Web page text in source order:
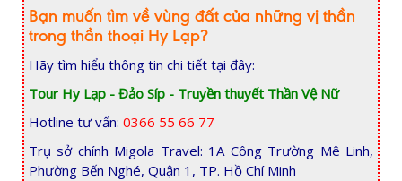
Bạn muốn tìm về vùng đất của những vị thần
trong thần thoại Hy Lạp?
Hãy tìm hiểu thông tin chi tiết tại đây:
Tour Hy Lạp - Đảo Síp - Truyền thuyết Thần Vệ Nữ
Hotline tư vấn: 0366 55 66 77
Trụ sở chính Migola Travel: 1A Công Trường Mê Linh,
Phường Bến Nghé, Quận 1, TP. Hồ Chí Minh